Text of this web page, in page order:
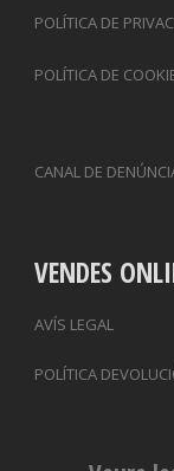
POLÍTICA DE
POLÍTICA DE
CANAL DE
VENDES
AVÍS LEGAL
POLÍTICA